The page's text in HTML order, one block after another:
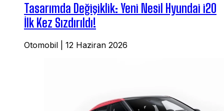
Tasarımda Değişiklik: Yeni Nesil Hyundai i20
İlk Kez Sızdırıldı!
Otomobil 12 Haziran 2026